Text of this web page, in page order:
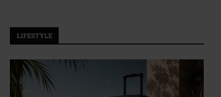
LIFESTYLE